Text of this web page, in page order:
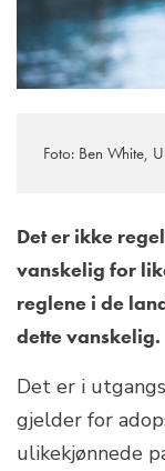
Foto: Ben White,
Det er ikke
vanskelig for
reglene i de
dette vanskelig.
Det er i
gjelder for
ulikekjønnede